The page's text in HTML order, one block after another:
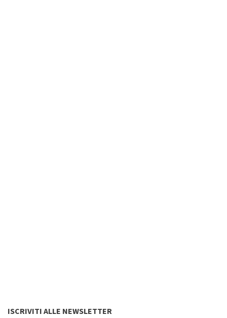
ISCRIVITI ALLE NEWSLETTER